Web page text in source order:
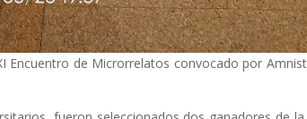
de Microrrelatos convocado por